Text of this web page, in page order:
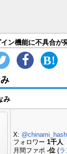
ン機能に不具合が
み
X:
フォロワー 1千人
月間ファボ -位(ラ